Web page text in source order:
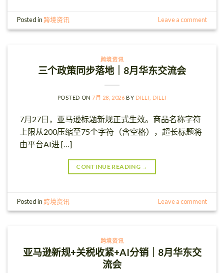
Posted in 跨境资讯 Leave a comment
跨境资讯
三个政策同步落地｜8月华东交流会
POSTED ON7月 28, 2026 BY DILLI, DILLI
7月27日，亚马逊标题新规正式生效。商品名称字符
上限从200压缩至75个字符（含空格），超长标题将
由平台AI进 […]
CONTINUE READING →
Posted in 跨境资讯 Leave a comment
跨境资讯
亚马逊新规+关税收紧+AI分销｜8月华东交
流会